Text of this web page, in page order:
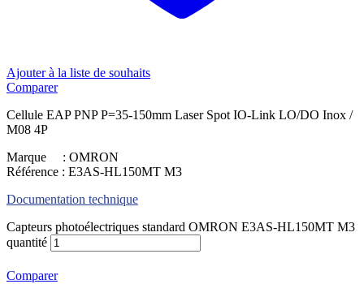
Ajouter à la liste de souhaits
Comparer
Cellule EAP PNP P=35-150mm Laser Spot IO-Link LO/DO Inox /
M08 4P
Marque : OMRON
Référence : E3AS-HL150MT M3
Documentation technique
Capteurs photoélectriques standard OMRON E3AS-HL150MT M3
quantité
Comparer